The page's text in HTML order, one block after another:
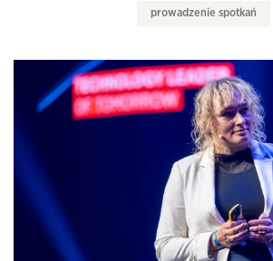
prowadzenie spotkań